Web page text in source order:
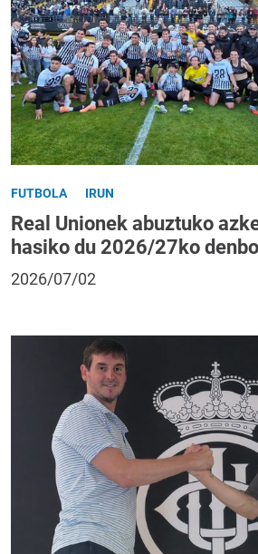
FUTBOLA IRUN
Real Unionek abuztuko
hasiko du 2026/27ko
2026/07/02